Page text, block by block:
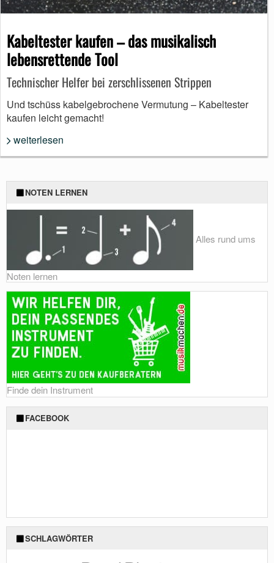
Kabeltester kaufen – das musikalisch
lebensrettende Tool
Technischer Helfer bei zerschlissenen Strippen
Und tschüss kabelgebrochene Vermutung – Kabeltester
kaufen leicht gemacht!
weiterlesen
NOTEN LERNEN
Alles rund ums
Noten lernen
Finde dein Instrument
FACEBOOK
SCHLAGWÖRTER